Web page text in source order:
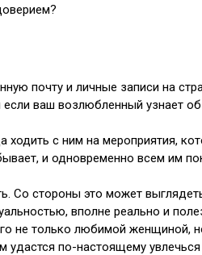
почту и личные записи на
ваш возлюбленный узнает
ходить с ним на мероприятия,
и одновременно всем им
Со стороны это может
вполне реально и
не только любимой женщиной,
удастся по-настоящему